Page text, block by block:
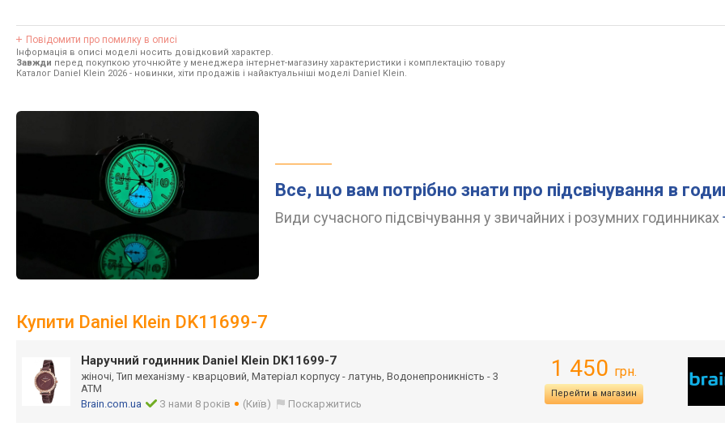
Повідомити про помилку в описі
Інформація в описі моделі носить довідковий характер.
Завжди перед покупкою уточнюйте у менеджера інтернет-магазину характеристики і комплектацію товару
Каталог Daniel Klein 2026 - новинки, хіти продажів і найактуальніші моделі Daniel Klein.
Все, що вам потрібно знати про підсвічування в
Види сучасного підсвічування у звичайних і розумних годинниках
Купити Daniel Klein DK11699-7
Наручний годинник Daniel Klein DK11699-7
жіночі, Тип механізму - кварцовий, Матеріал корпусу - латунь, Водонепроникність - 3
АТМ
Brain.com.ua
З нами 8 років (Київ) Поскаржитись
1 450 грн.
Перейти в магазин